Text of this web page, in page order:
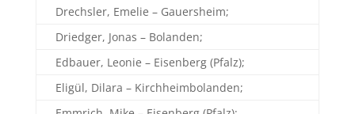
Drechsler, Emelie – Gauersheim;
Driedger, Jonas – Bolanden;
Edbauer, Leonie – Eisenberg (Pfalz);
Eligül, Dilara – Kirchheimbolanden;